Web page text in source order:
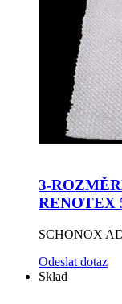
3-
RENOTEX
SCHONOX
Odeslat dotaz
Sklad